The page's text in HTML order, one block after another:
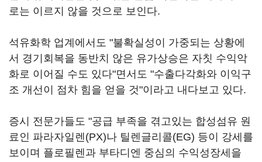
로는 이르지 않을 것으로 보인다.
석유화학 업계에서도 "불확실성이 가중되는 상황에
서 경기회복을 동반치 않은 유가상승은 자칫 수익악
화로 이어질 수도 있다"면서도 "수출다각화와 이익구
조 개선이 점차 힘을 얻을 것"이라고 내다보고 있다.
증시 전문가들도 "공급 부족을 겪고있는 합성섬유 원
료인 파라자일렌(PX)나 틸렌글리콜(EG) 등이 강세를
보이며 플로필렌과 부타디엔 중심의 수익성장세을